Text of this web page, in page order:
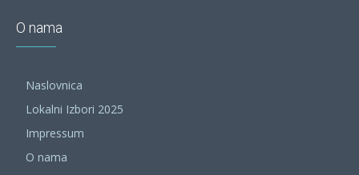
O nama
Naslovnica
Lokalni Izbori 2025
Impressum
O nama